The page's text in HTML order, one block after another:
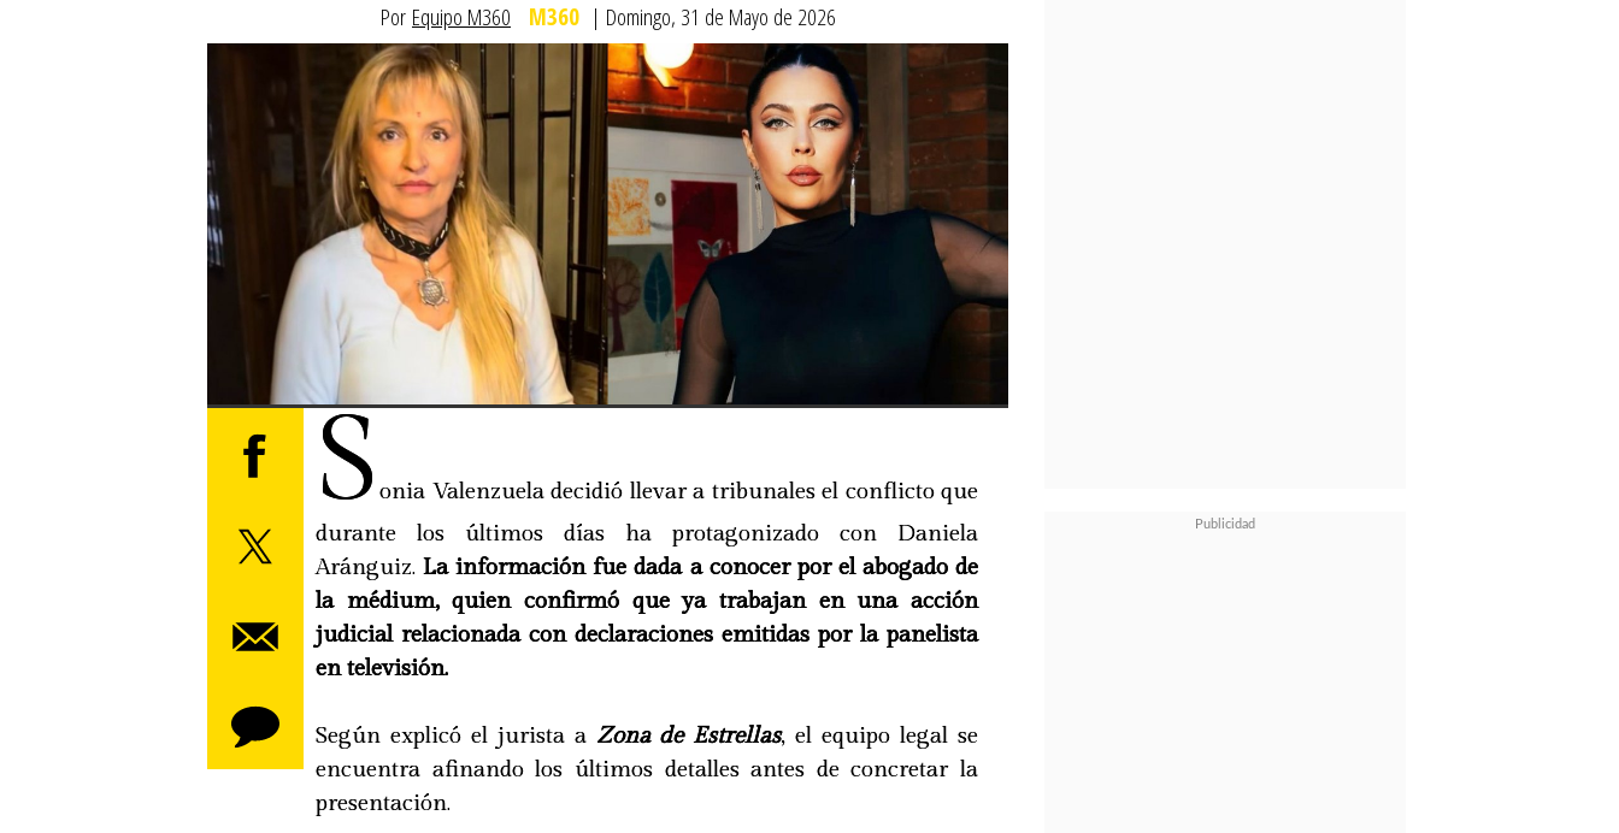
Por Equipo M360 M360 | Domingo, 31 de Mayo de 2026
S onia Valenzuela decidió llevar a tribunales el conflicto que
durante los últimos días ha protagonizado con Daniela
Aránguiz. La información fue dada a conocer por el abogado de
la médium, quien confirmó que ya trabajan en una acción
judicial relacionada con declaraciones emitidas por la panelista
en televisión.
Según explicó el jurista a Zona de Estrellas, el equipo legal se
encuentra afinando los últimos detalles antes de concretar la
presentación.